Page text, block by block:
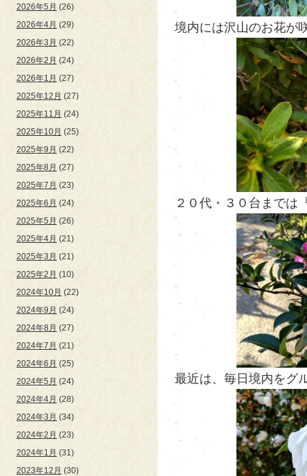
2026年5月 (26)
2026年4月 (29)
2026年3月 (22)
2026年2月 (24)
2026年1月 (27)
2025年12月 (27)
2025年11月 (24)
2025年10月 (25)
2025年9月 (22)
2025年8月 (27)
2025年7月 (23)
2025年6月 (24)
2025年5月 (26)
2025年4月 (21)
2025年3月 (21)
2025年2月 (10)
2024年10月 (22)
2024年9月 (24)
2024年8月 (27)
2024年7月 (21)
2024年6月 (25)
2024年5月 (24)
2024年4月 (28)
2024年3月 (34)
2024年2月 (23)
2024年1月 (31)
2023年12月 (30)
境内には沢山のお花が
２０代・３０台までは
最近は、毎日境内をグ